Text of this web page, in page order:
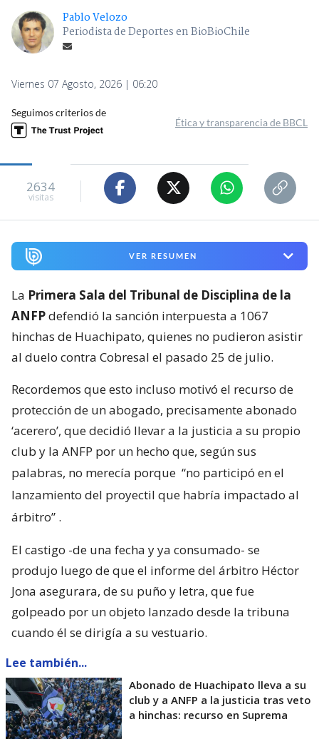
Pablo Velozo
Periodista de Deportes en BioBioChile
Viernes 07 Agosto, 2026 | 06:20
Seguimos criterios de
Ética y transparencia de BBCL
2634
visitas
VER RESUMEN
La Primera Sala del Tribunal de Disciplina de la
ANFPdefendió la sanción interpuesta a 1067
hinchas de Huachipato, quienes no pudieron asistir
al duelo contra Cobresal el pasado 25 de julio.
Recordemos que esto incluso motivó el recurso de
protección de un abogado, precisamente abonado
‘acerero’, que decidió llevar a la justicia a su propio
club y la ANFP por un hecho que, según sus
palabras, no merecía porque “no participó en el
lanzamiento del proyectil que habría impactado al
árbitro” .
El castigo -de una fecha y ya consumado- se
produjo luego de que el informe del árbitro Héctor
Jona asegurara, de su puño y letra, que fue
golpeado por un objeto lanzado desde la tribuna
cuando él se dirigía a su vestuario.
Lee también...
Abonado de Huachipato lleva a su
club y a ANFP a la justicia tras veto
a hinchas: recurso en Suprema